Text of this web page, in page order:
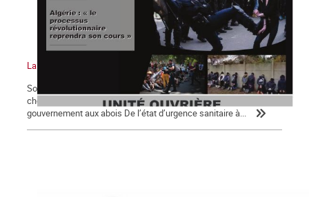
La Commune n°126
Sommaire : Notre priorité absolue : un plan d’urgence contre le
chômage, la pauvreté et Macron ! Loi de sécurité globale pour
gouvernement aux abois De l’état d’urgence sanitaire à...